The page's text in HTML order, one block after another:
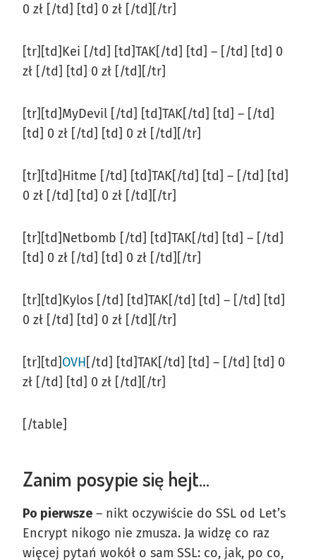
0 zł [/td] [td] 0 zł [/td][/tr]
[tr][td]Kei [/td] [td]TAK[/td] [td] – [/td] [td] 0
zł [/td] [td] 0 zł [/td][/tr]
[tr][td]MyDevil [/td] [td]TAK[/td] [td] – [/td]
[td] 0 zł [/td] [td] 0 zł [/td][/tr]
[tr][td]Hitme [/td] [td]TAK[/td] [td] – [/td] [td]
0 zł [/td] [td] 0 zł [/td][/tr]
[tr][td]Netbomb [/td] [td]TAK[/td] [td] – [/td]
[td] 0 zł [/td] [td] 0 zł [/td][/tr]
[tr][td]Kylos [/td] [td]TAK[/td] [td] – [/td] [td]
0 zł [/td] [td] 0 zł [/td][/tr]
[tr][td]OVH[/td] [td]TAK[/td] [td] – [/td] [td] 0
zł [/td] [td] 0 zł [/td][/tr]
[/table]
Zanim posypie się hejt…
Po pierwsze – nikt oczywiście do SSL od Let’s
Encrypt nikogo nie zmusza. Ja widzę co raz
więcej pytań wokół o sam SSL: co, jak, po co,